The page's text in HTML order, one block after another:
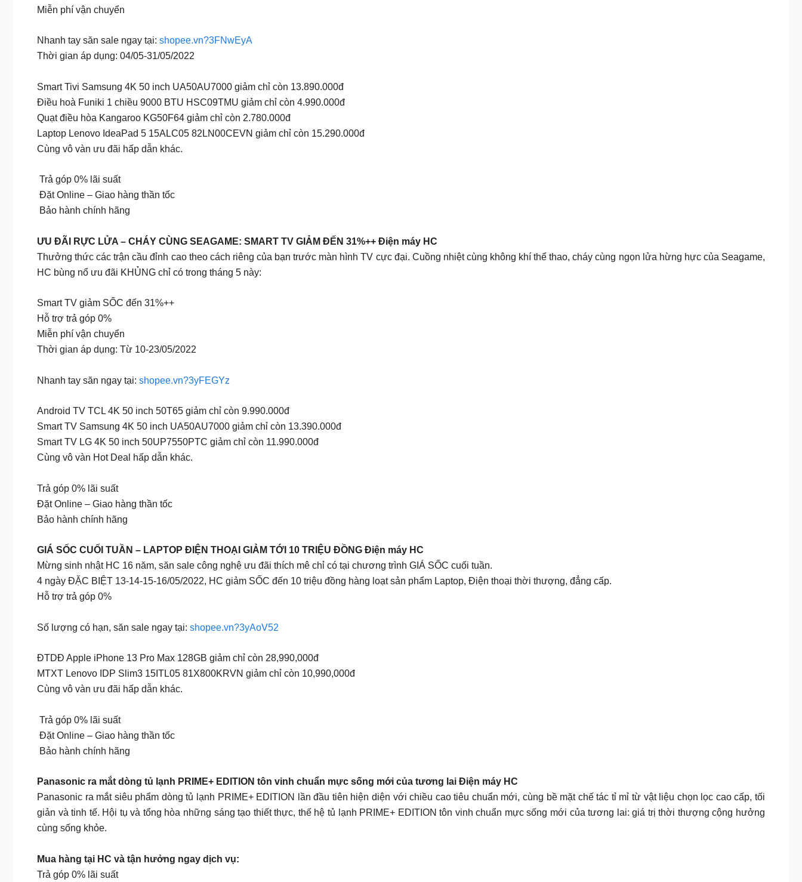
Miễn phí vận chuyển
Nhanh tay săn sale ngay tại: shopee.vn?3FNwEyA
Thời gian áp dụng: 04/05-31/05/2022
Smart Tivi Samsung 4K 50 inch UA50AU7000 giảm chỉ còn 13.890.000đ
Điều hoà Funiki 1 chiều 9000 BTU HSC09TMU giảm chỉ còn 4.990.000đ
Quạt điều hòa Kangaroo KG50F64 giảm chỉ còn 2.780.000đ
Laptop Lenovo IdeaPad 5 15ALC05 82LN00CEVN giảm chỉ còn 15.290.000đ
Cùng vô vàn ưu đãi hấp dẫn khác.
Trả góp 0% lãi suất
Đặt Online – Giao hàng thần tốc
Bảo hành chính hãng
ƯU ĐÃI RỰC LỬA – CHÁY CÙNG SEAGAME: SMART TV GIẢM ĐẾN 31%++ Điện máy HC
Thưởng thức các trận cầu đỉnh cao theo cách riêng của bạn trước màn hình TV cực đại. Cuồng nhiệt cùng không khí thể thao, cháy cùng ngọn lửa hừng hực của Seagame,
HC bùng nổ ưu đãi KHỦNG chỉ có trong tháng 5 này:
Smart TV giảm SỐC đến 31%++
Hỗ trợ trả góp 0%
Miễn phí vận chuyển
Thời gian áp dụng: Từ 10-23/05/2022
Nhanh tay săn ngay tại: shopee.vn?3yFEGYz
Android TV TCL 4K 50 inch 50T65 giảm chỉ còn 9.990.000đ
Smart TV Samsung 4K 50 inch UA50AU7000 giảm chỉ còn 13.390.000đ
Smart TV LG 4K 50 inch 50UP7550PTC giảm chỉ còn 11.990.000đ
Cùng vô vàn Hot Deal hấp dẫn khác.
Trả góp 0% lãi suất
Đặt Online – Giao hàng thần tốc
Bảo hành chính hãng
️GIÁ SỐC CUỐI TUẦN – LAPTOP ĐIỆN THOẠI GIẢM TỚI 10 TRIỆU ĐỒNG Điện máy HC
Mừng sinh nhật HC 16 năm, săn sale công nghệ ưu đãi thích mê chỉ có tại chương trình GIÁ SỐC cuối tuần.
4 ngày ĐẶC BIỆT 13-14-15-16/05/2022, HC giảm SỐC đến 10 triệu đồng hàng loạt sản phẩm Laptop, Điện thoại thời thượng, đẳng cấp.
Hỗ trợ trả góp 0%
Số lượng có hạn, săn sale ngay tại: shopee.vn?3yAoV52
ĐTDĐ Apple iPhone 13 Pro Max 128GB giảm chỉ còn 28,990,000đ
MTXT Lenovo IDP Slim3 15ITL05 81X800KRVN giảm chỉ còn 10,990,000đ
Cùng vô vàn ưu đãi hấp dẫn khác.
Trả góp 0% lãi suất
Đặt Online – Giao hàng thần tốc
Bảo hành chính hãng
Panasonic ra mắt dòng tủ lạnh PRIME+ EDITION tôn vinh chuẩn mực sống mới của tương lai Điện máy HC
Panasonic ra mắt siêu phẩm dòng tủ lạnh PRIME+ EDITION lần đầu tiên hiện diện với chiều cao tiêu chuẩn mới, cùng bề mặt chế tác tỉ mỉ từ vật liệu chọn lọc cao cấp, tối
giản và tinh tế. Hội tụ và tổng hòa những sáng tạo thiết thực, thế hệ tủ lạnh PRIME+ EDITION tôn vinh chuẩn mực sống mới của tương lai: giá trị thời thượng cộng hưởng
cùng sống khỏe.
Mua hàng tại HC và tận hưởng ngay dịch vụ:
Trả góp 0% lãi suất